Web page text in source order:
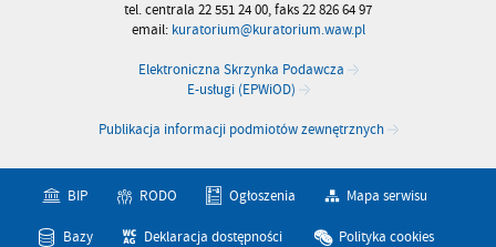
tel. centrala 22 551 24 00, faks 22 826 64 97
email: kuratorium@kuratorium.waw.pl
Elektroniczna Skrzynka Podawcza
E-usługi (EPWiOD)
Publikacja informacji podmiotów zewnętrznych
BIP RODO Ogłoszenia Mapa serwisu
Bazy Deklaracja dostępności Polityka cookies